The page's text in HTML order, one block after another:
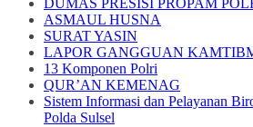
DUMAS PRESISI PROPAM
ASMAUL HUSNA
SURAT YASIN
LAPOR GANGGUAN
13 Komponen Polri
QUR’AN KEMENAG
Sistem Informasi dan Pelayanan
Polda Sulsel